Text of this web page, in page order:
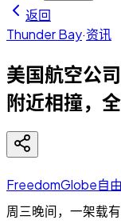
返回
Thunder Bay·资讯
美国航空公
附近相撞，
FreedomGlobe自
周三晚间，一架载